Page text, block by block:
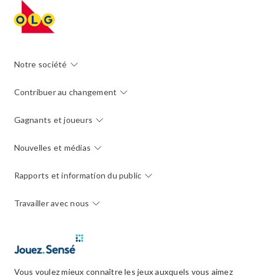
Notre société
Contribuer au changement
Gagnants et joueurs
Nouvelles et médias
Rapports et information du public
Travailler avec nous
Vous voulez mieux connaître les jeux auxquels vous aimez